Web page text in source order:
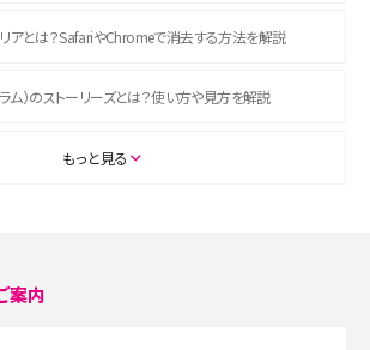
アとは？SafariやChromeで消去する方法を解説
ム）のストーリーズとは？使い方や見方を解説
の代表ジャンルや楽しみ方を解説
方法は？方法ごとの影響や復活・復元する方法も解説
もっと見る
案内